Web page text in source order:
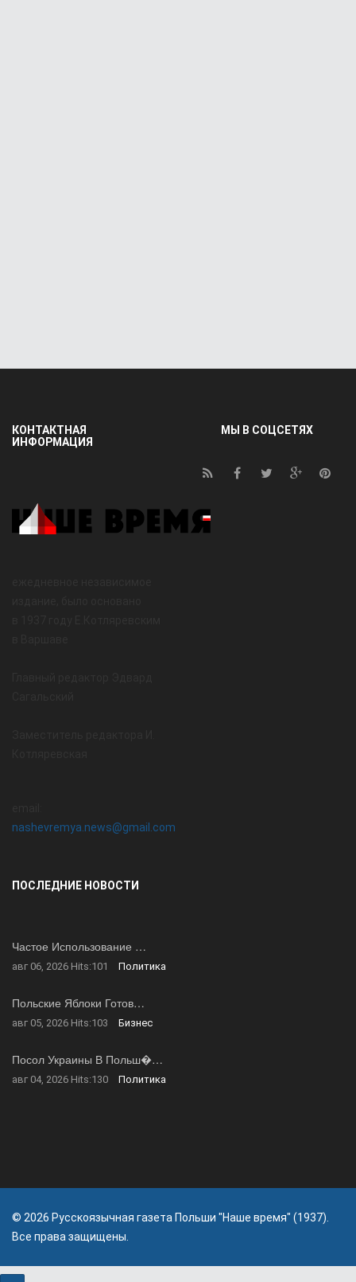
КОНТАКТНАЯ
ИНФОРМАЦИЯ
nashevremya.news@gmail.com
МЫ В СОЦСЕТЯХ
ПОСЛЕДНИЕ НОВОСТИ
Частое Использование …
авг 06, 2026 Hits:101 Политика
Польские Яблоки Готов…
авг 05, 2026 Hits:103 Бизнес
Посол Украины В Польш�…
авг 04, 2026 Hits:130 Политика
© 2026 Русскоязычная газета Польши "Наше время" (1937).
Все права защищены.